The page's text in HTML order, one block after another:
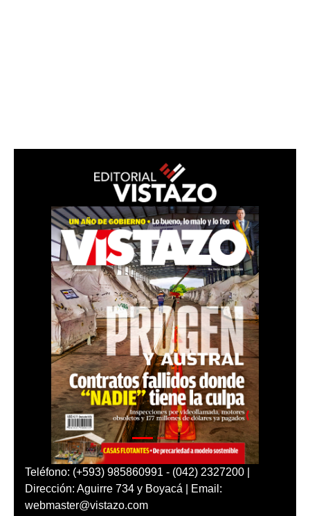
Teléfono: (+593) 985860991 - (042) 2327200 |
Dirección: Aguirre 734 y Boyacá | Email:
webmaster@vistazo.com